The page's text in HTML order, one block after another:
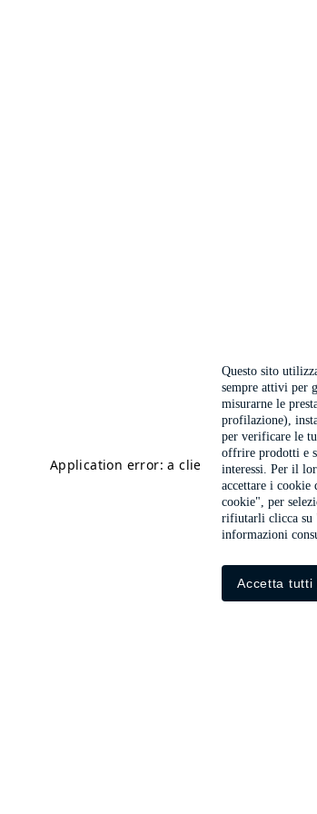
Application error: a client-side
Questo sito
sempre attivi per
misurarne le
profilazione),
per verificare le
offrire prodotti e
interessi. Per il
accettare i
cookie", per
rifiutarli clicca su
informazioni
Accetta tutti